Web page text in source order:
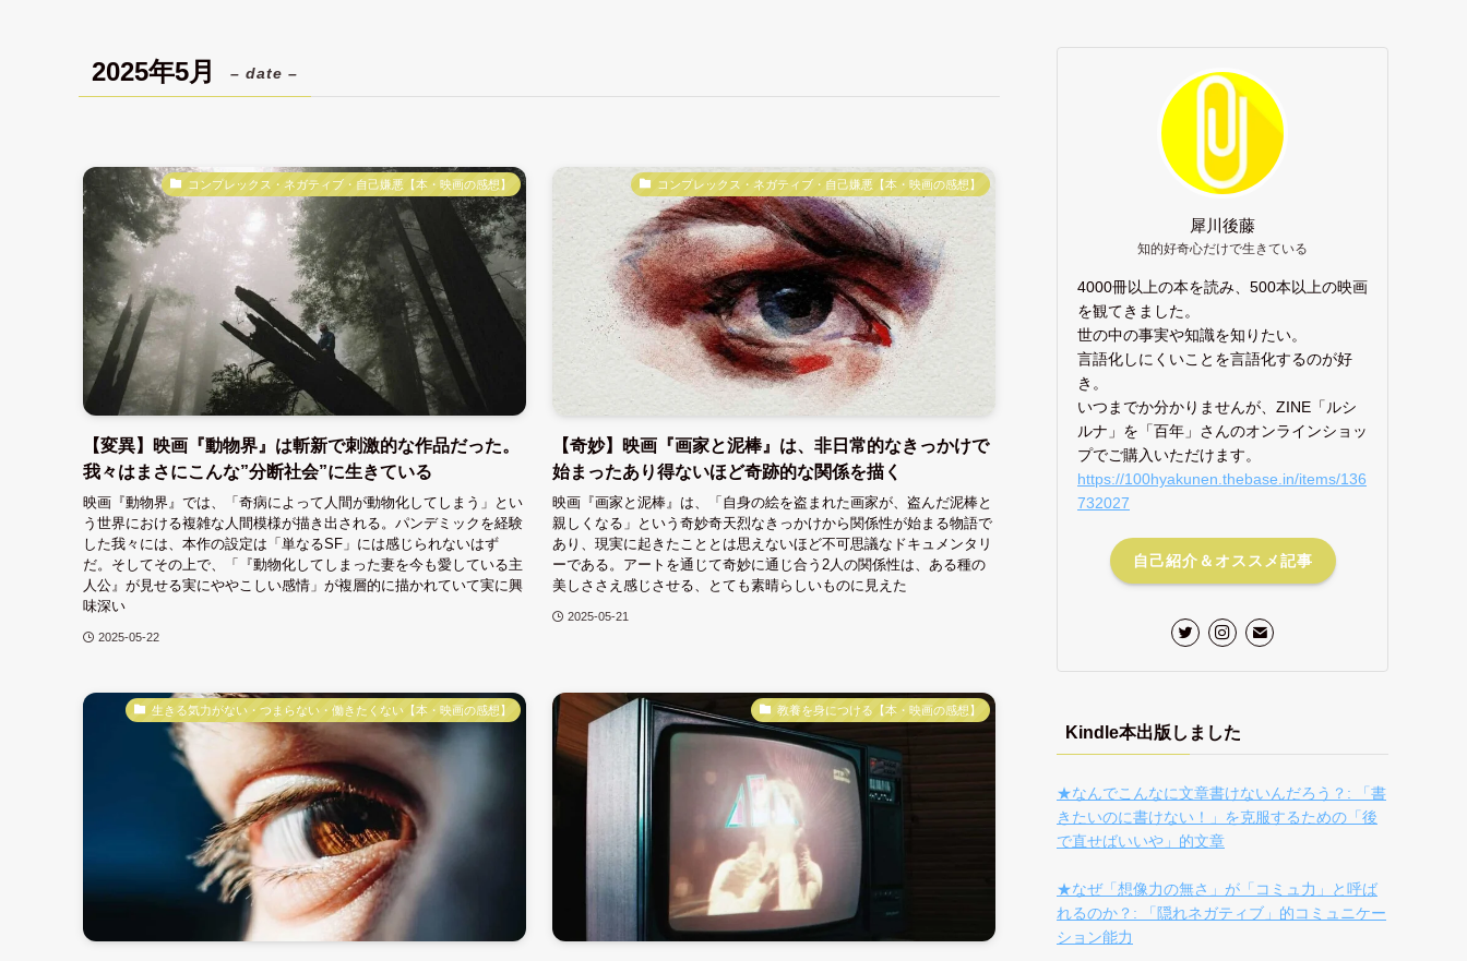
2025年5月 – date –
コンプレックス・ネガティブ・自己嫌悪【本・映画の感想】
【変異】映画『動物界』は斬新で刺激的な作品だった。
我々はまさにこんな”分断社会”に生きている
映画『動物界』では、「奇病によって人間が動物化してしまう」とい
う世界における複雑な人間模様が描き出される。パンデミックを経験
した我々には、本作の設定は「単なるSF」には感じられないはず
だ。そしてその上で、「『動物化してしまった妻を今も愛している主
人公』が見せる実にややこしい感情」が複層的に描かれていて実に興
味深い
2025-05-22
コンプレックス・ネガティブ・自己嫌悪【本・映画の感想】
【奇妙】映画『画家と泥棒』は、非日常的なきっかけで
始まったあり得ないほど奇跡的な関係を描く
映画『画家と泥棒』は、「自身の絵を盗まれた画家が、盗んだ泥棒と
親しくなる」という奇妙奇天烈なきっかけから関係性が始まる物語で
あり、現実に起きたこととは思えないほど不可思議なドキュメンタリ
ーである。アートを通じて奇妙に通じ合う2人の関係性は、ある種の
美しささえ感じさせる、とても素晴らしいものに見えた
2025-05-21
生きる気力がない・つまらない・働きたくない【本・映画の感想】 教養を身につける【本・映画の感想】
犀川後藤
知的好奇心だけで生きている
4000冊以上の本を読み、500本以上の映画
を観てきました。
世の中の事実や知識を知りたい。
言語化しにくいことを言語化するのが好
き。
いつまでか分かりませんが、ZINE「ルシ
ルナ」を「百年」さんのオンラインショッ
プでご購入いただけます。
https://100hyakunen.thebase.in/items/136
732027
自己紹介＆オススメ記事
Kindle本出版しました
★なんでこんなに文章書けないんだろう？: 「書
きたいのに書けない！」を克服するための「後
で直せばいいや」的文章
★なぜ「想像力の無さ」が「コミュ力」と呼ば
れるのか？: 「隠れネガティブ」的コミュニケー
ション能力